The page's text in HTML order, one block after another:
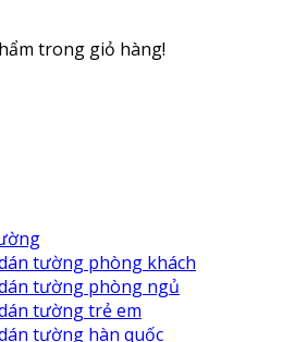
trong giỏ hàng!
tường phòng khách
tường phòng ngủ
tường trẻ em
tường hàn quốc